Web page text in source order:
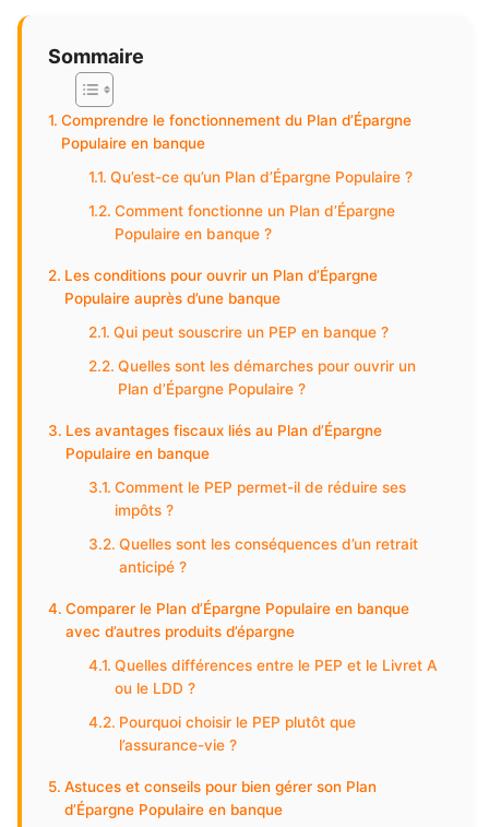
Sommaire
Comprendre le fonctionnement du Plan d’Épargne
Populaire en banque
Qu’est-ce qu’un Plan d’Épargne Populaire ?
Comment fonctionne un Plan d’Épargne
Populaire en banque ?
Les conditions pour ouvrir un Plan d’Épargne
Populaire auprès d’une banque
Qui peut souscrire un PEP en banque ?
Quelles sont les démarches pour ouvrir un
Plan d’Épargne Populaire ?
Les avantages fiscaux liés au Plan d’Épargne
Populaire en banque
Comment le PEP permet-il de réduire ses
impôts ?
Quelles sont les conséquences d’un retrait
anticipé ?
Comparer le Plan d’Épargne Populaire en banque
avec d’autres produits d’épargne
Quelles différences entre le PEP et le Livret A
ou le LDD ?
Pourquoi choisir le PEP plutôt que
l’assurance-vie ?
Astuces et conseils pour bien gérer son Plan
d’Épargne Populaire en banque